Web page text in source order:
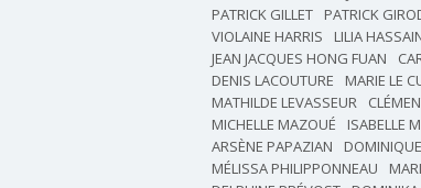
PATRICK GILLET
PATRICK
VIOLAINE HARRIS
LILIA
JEAN JACQUES HONG FUAN
DENIS LACOUTURE
MARIE LE
MATHILDE LEVASSEUR
MICHELLE MAZOUÉ
ISABELLE
ARSÈNE PAPAZIAN
MÉLISSA PHILIPPONNEAU